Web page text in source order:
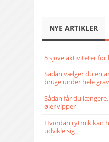
NYE ARTIKLER
5 sjove aktiviteter for
Sådan vælger du en
bruge under hele
Sådan får du
øjenvipper
Hvordan rytmik kan
udvikle sig